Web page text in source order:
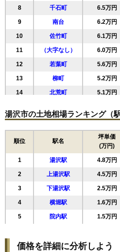
8 千石町 6.5万円
9 南台 6.2万円
10 佐竹町 6.1万円
11 （大字なし） 6.0万円
12 若葉町 5.6万円
13 柳町 5.2万円
14 北荒町 5.1万円
16 前森 5.1万円
5.0万円
4.9万円
19 桜通り 4.9万円
20 田町 4.8万円
21 岡田町 4.6万円
22 裏門 4.4万円
23 深堀 4.2万円
25 杉沢新所 3.6万円
湯沢市の土地相場ランキング（駅
順位 駅名
坪単価
(万円)
1 湯沢駅 4.8万円
2 上湯沢駅 4.5万円
3 下湯沢駅 2.5万円
4 横堀駅 1.6万円
5 院内駅 1.5万円
価格を詳細に分析しよう